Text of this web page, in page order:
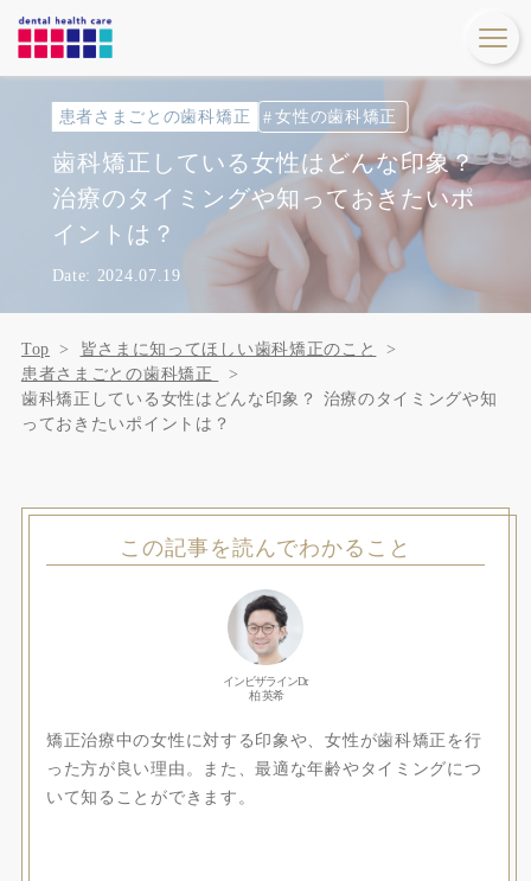
患者さまごとの歯科矯正 女性の歯科矯正
歯科矯正している女性はどんな印象？
治療のタイミングや知っておきたいポ
イントは？
Date: 2024.07.19
Top
皆さまに知ってほしい歯科矯正のこと
患者さまごとの歯科矯正
歯科矯正している女性はどんな印象？ 治療のタイミングや知
っておきたいポイントは？
この記事を読んでわかること
インビザラインDr.
柏 英希
矯正治療中の女性に対する印象や、女性が歯科矯正を行
った方が良い理由。また、最適な年齢やタイミングにつ
いて知ることができます。